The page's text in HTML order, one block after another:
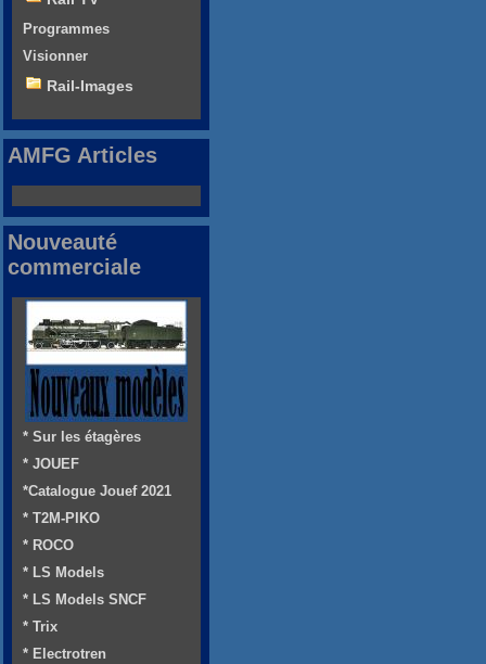
Programmes
Visionner
Rail-Images
AMFG Articles
Nouveauté
commerciale
* Sur les étagères
* JOUEF
*Catalogue Jouef 2021
* T2M-PIKO
* ROCO
* LS Models
* LS Models SNCF
* Trix
* Electrotren